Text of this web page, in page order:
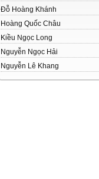
Đỗ Hoàng Khánh
Hoàng Quốc Châu
Kiều Ngọc Long
Nguyễn Ngọc Hải
Nguyễn Lê Khang